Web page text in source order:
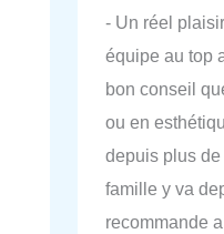
- Un réel
équipe au top
bon conseil
ou en
depuis plus
famille y va
recommande